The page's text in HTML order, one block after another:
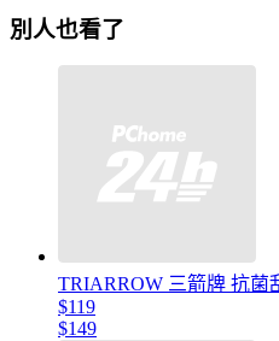
別人也看了
TRIARROW 三箭牌 抗菌
$119
$149